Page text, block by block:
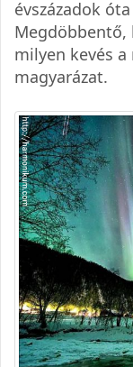
évszázadok
Megdöbbentő,
milyen kevés
magyarázat.